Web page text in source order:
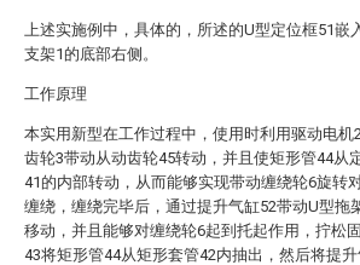
上述实施例中，具体的，所述的U型定位框51嵌
支架1的底部右侧。
工作原理
本实用新型在工作过程中，使用时利用驱动电机
齿轮3带动从动齿轮45转动，并且使矩形管44从
41的内部转动，从而能够实现带动缠绕轮6旋转
缠绕，缠绕完毕后，通过提升气缸52带动U型拖
移动，并且能够对缠绕轮6起到托起作用，拧松
43将矩形管44从矩形套管42内抽出，然后将提